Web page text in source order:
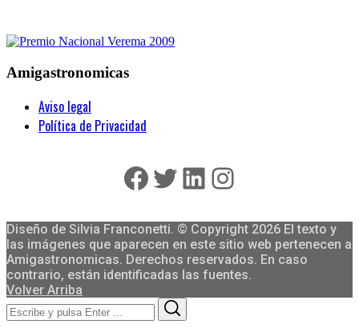
Amigastronomicas
Aviso legal
Política de Privacidad
Facebook
Twitter
LinkedIn
Instagram
Diseño de Silvia Franconetti. © Copyright 2026 El texto y
las imágenes que aparecen en este sitio web pertenecen a
Amigastronomicas. Derechos reservados. En caso
contrario, están identificadas las fuentes.
Volver Arriba
Search
for: